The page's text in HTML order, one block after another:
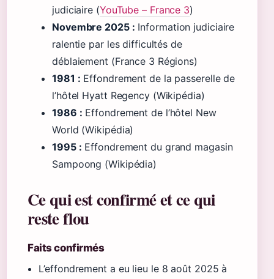
judiciaire (YouTube – France 3)
Novembre 2025 : Information judiciaire
ralentie par les difficultés de
déblaiement (France 3 Régions)
1981 : Effondrement de la passerelle de
l’hôtel Hyatt Regency (Wikipédia)
1986 : Effondrement de l’hôtel New
World (Wikipédia)
1995 : Effondrement du grand magasin
Sampoong (Wikipédia)
Ce qui est confirmé et ce qui
reste flou
Faits confirmés
L’effondrement a eu lieu le 8 août 2025 à